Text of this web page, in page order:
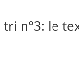
n°3: le